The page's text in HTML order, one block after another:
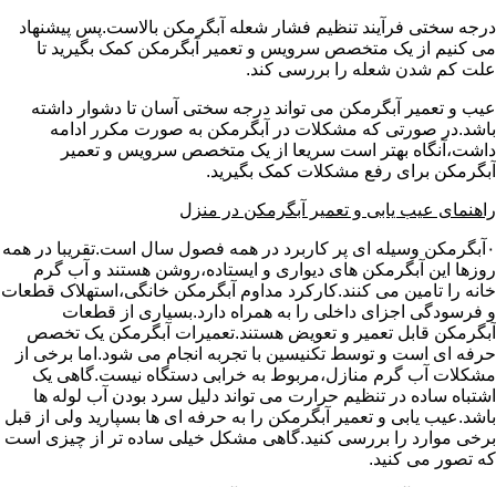
درجه سختی فرآیند تنظیم فشار شعله آبگرمکن بالاست.پس پیشنهاد
می کنیم از یک متخصص سرویس و تعمیر آبگرمکن کمک بگیرید تا
علت کم شدن شعله را بررسی کند.
عیب و تعمیر آبگرمکن می تواند درجه سختی آسان تا دشوار داشته
باشد.در صورتی که مشکلات در آبگرمکن به صورت مکرر ادامه
داشت،آنگاه بهتر است سریعا از یک متخصص سرویس و تعمیر
آبگرمکن برای رفع مشکلات کمک بگیرید.
راهنمای عیب یابی و تعمیر آبگرمکن در منزل
۰آبگرمکن وسیله ای پر کاربرد در همه فصول سال است.تقریبا در همه
روزها این آبگرمکن های دیواری و ایستاده،روشن هستند و آب گرم
خانه را تامین می کنند.کارکرد مداوم آبگرمکن خانگی،استهلاک قطعات
و فرسودگی اجزای داخلی را به همراه دارد.بسیاری از قطعات
آبگرمکن قابل تعمیر و تعویض هستند.تعمیرات آبگرمکن یک تخصص
حرفه ای است و توسط تکنیسین با تجربه انجام می شود.اما برخی از
مشکلات آب گرم منازل،مربوط به خرابی دستگاه نیست.گاهی یک
اشتباه ساده در تنظیم حرارت می تواند دلیل سرد بودن آب لوله ها
باشد.عیب یابی و تعمیر آبگرمکن را به حرفه ای ها بسپارید ولی از قبل
برخی موارد را بررسی کنید.گاهی مشکل خیلی ساده تر از چیزی است
که تصور می کنید.